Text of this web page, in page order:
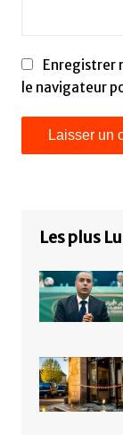
Enregistrer
le navigateur
Les plus